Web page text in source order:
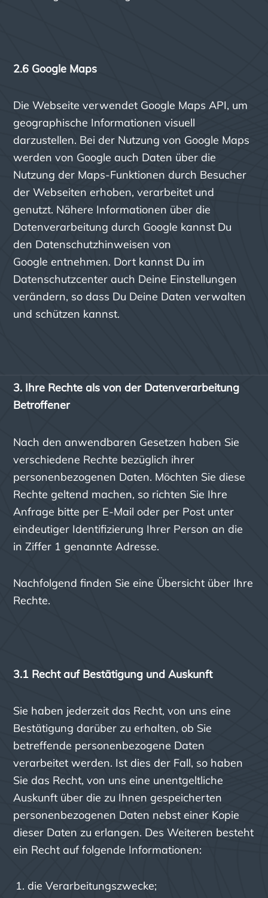
2.6 Google Maps
Die Webseite verwendet Google Maps API, um
geographische Informationen visuell
darzustellen. Bei der Nutzung von Google Maps
werden von Google auch Daten über die
Nutzung der Maps-Funktionen durch Besucher
der Webseiten erhoben, verarbeitet und
genutzt. Nähere Informationen über die
Datenverarbeitung durch Google kannst Du
den Datenschutzhinweisen von
Google entnehmen. Dort kannst Du im
Datenschutzcenter auch Deine Einstellungen
verändern, so dass Du Deine Daten verwalten
und schützen kannst.
3. Ihre Rechte als von der Datenverarbeitung
Betroffener
Nach den anwendbaren Gesetzen haben Sie
verschiedene Rechte bezüglich ihrer
personenbezogenen Daten. Möchten Sie diese
Rechte geltend machen, so richten Sie Ihre
Anfrage bitte per E-Mail oder per Post unter
eindeutiger Identifizierung Ihrer Person an die
in Ziffer 1 genannte Adresse.
Nachfolgend finden Sie eine Übersicht über Ihre
Rechte.
3.1 Recht auf Bestätigung und Auskunft
Sie haben jederzeit das Recht, von uns eine
Bestätigung darüber zu erhalten, ob Sie
betreffende personenbezogene Daten
verarbeitet werden. Ist dies der Fall, so haben
Sie das Recht, von uns eine unentgeltliche
Auskunft über die zu Ihnen gespeicherten
personenbezogenen Daten nebst einer Kopie
dieser Daten zu erlangen. Des Weiteren besteht
ein Recht auf folgende Informationen:
die Verarbeitungszwecke;